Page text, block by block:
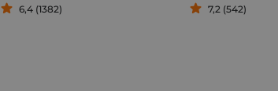
6,4 (1382) 7,2 (542)